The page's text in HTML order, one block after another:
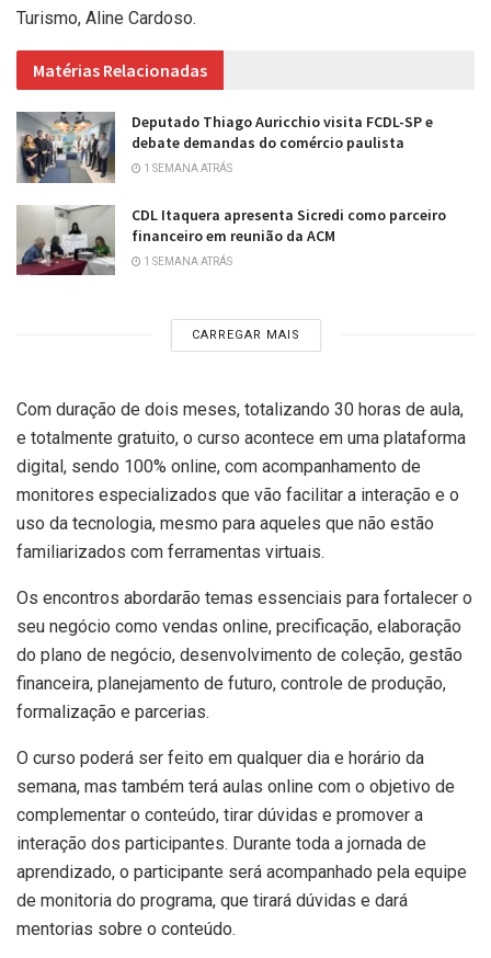
Turismo, Aline Cardoso.
Matérias Relacionadas
Deputado Thiago Auricchio visita FCDL-SP e
debate demandas do comércio paulista
1 SEMANA ATRÁS
CDL Itaquera apresenta Sicredi como parceiro
financeiro em reunião da ACM
1 SEMANA ATRÁS
CARREGAR MAIS
Com duração de dois meses, totalizando 30 horas de aula,
e totalmente gratuito, o curso acontece em uma plataforma
digital, sendo 100% online, com acompanhamento de
monitores especializados que vão facilitar a interação e o
uso da tecnologia, mesmo para aqueles que não estão
familiarizados com ferramentas virtuais.
Os encontros abordarão temas essenciais para fortalecer o
seu negócio como vendas online, precificação, elaboração
do plano de negócio, desenvolvimento de coleção, gestão
financeira, planejamento de futuro, controle de produção,
formalização e parcerias.
O curso poderá ser feito em qualquer dia e horário da
semana, mas também terá aulas online com o objetivo de
complementar o conteúdo, tirar dúvidas e promover a
interação dos participantes. Durante toda a jornada de
aprendizado, o participante será acompanhado pela equipe
de monitoria do programa, que tirará dúvidas e dará
mentorias sobre o conteúdo.